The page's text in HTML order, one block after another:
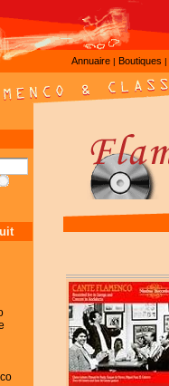
Annuaire | Boutiques |